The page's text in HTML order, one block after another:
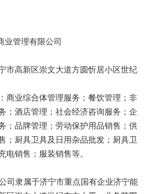
业管理有限公司
市高新区崇文大道方圆忻居小区世纪
商业综合体管理服务；餐饮管理；非
；酒店管理；社会经济咨询服务；企
；品牌管理；劳动保护用品销售；供
；厨具卫具及日用杂品批发；厨具卫
电销售；服装销售等。
司隶属于济宁市重点国有企业济宁能